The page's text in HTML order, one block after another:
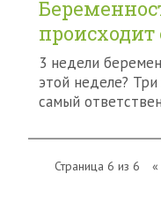
3 недели
этой неделе?
самый
Страница 6 из 6